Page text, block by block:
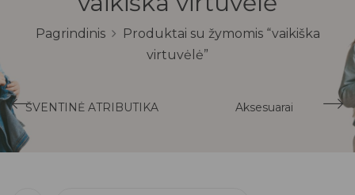
Pagrindinis
Produktai su žymomis “vaikiška
virtuvėlė”
ŠVENTINĖ ATRIBUTIKA Aksesuarai